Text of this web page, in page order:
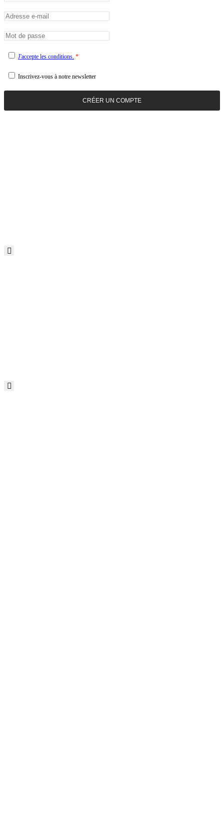
J'accepte les conditions. *
Inscrivez-vous à notre newsletter
CRÉER UN COMPTE